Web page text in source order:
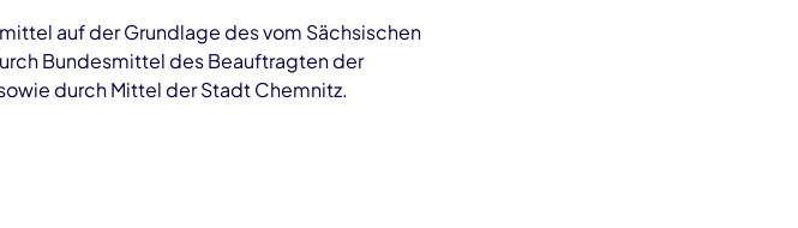
auf der Grundlage des vom Sächsischen
Bundesmittel des Beauftragten der
durch Mittel der Stadt Chemnitz.